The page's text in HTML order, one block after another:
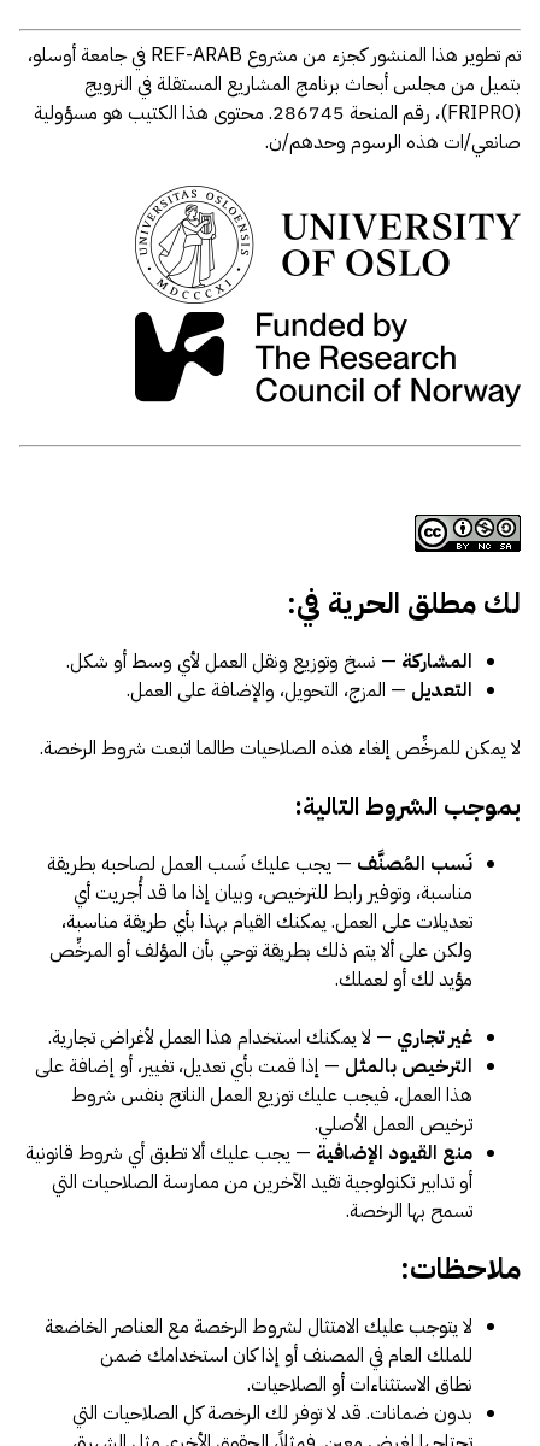
تم تطوير هذا المنشور كجزء من مشروع REF-ARAB في جامعة أوسلو،
بتميل من مجلس أبحاث برنامج المشاريع المستقلة في النرويج
(FRIPRO)، رقم المنحة 286745. محتوى هذا الكتيب هو مسؤولية
صانعي/ات هذه الرسوم وحدهم/ن.
لك مطلق الحرية في:
المشاركة — نسخ وتوزيع ونقل العمل لأي وسط أو شكل.
التعديل — المزج، التحويل، والإضافة على العمل.
لا يمكن للمرخِّص إلغاء هذه الصلاحيات طالما اتبعت شروط الرخصة.
بموجب الشروط التالية:
نَسب المُصنَّف — يجب عليك نَسب العمل لصاحبه بطريقة
مناسبة، وتوفير رابط للترخيص، وبيان إذا ما قد أُجريت أي
تعديلات على العمل. يمكنك القيام بهذا بأي طريقة مناسبة،
ولكن على ألا يتم ذلك بطريقة توحي بأن المؤلف أو المرخِّص
مؤيد لك أو لعملك.
غير تجاري — لا يمكنك استخدام هذا العمل لأغراض تجارية.
الترخيص بالمثل — إذا قمت بأي تعديل، تغيير، أو إضافة على
هذا العمل، فيجب عليك توزيع العمل الناتج بنفس شروط
ترخيص العمل الأصلي.
منع القيود الإضافية — يجب عليك ألا تطبق أي شروط قانونية
أو تدابير تكنولوجية تقيد الآخرين من ممارسة الصلاحيات التي
تسمح بها الرخصة.
ملاحظات:
لا يتوجب عليك الامتثال لشروط الرخصة مع العناصر الخاضعة
للملك العام في المصنف أو إذا كان استخدامك ضمن
نطاق الاستثناءات أو الصلاحيات.
بدون ضمانات. قد لا توفر لك الرخصة كل الصلاحيات التي